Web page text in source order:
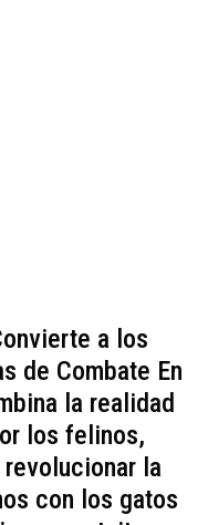
a los
de Combate En
la realidad
los felinos,
la
con los gatos